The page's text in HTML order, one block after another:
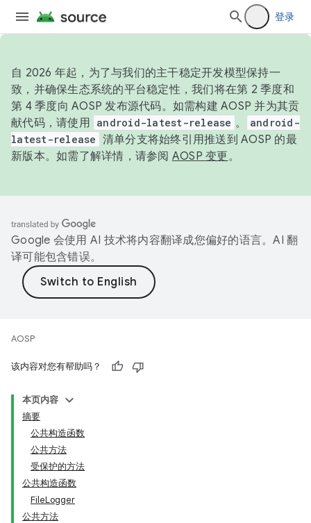
登录
自 2026 年起，为了与我们的主干稳定开发模型保持一
致，并确保生态系统的平台稳定性，我们将在第 2 季度和
第 4 季度向 AOSP 发布源代码。如需构建 AOSP 并为其贡
献代码，请使用 android-latest-release 。
android-
latest-release 清单分支将始终引用推送到 AOSP 的最
新版本。如需了解详情，请参阅 AOSP 变更。
Google 会使用 AI 技术将内容翻译成您偏好的语言。AI 翻
译可能包含错误。
AOSP
该内容对您有帮助吗？
本页内容
摘要
公共构造函数
公共方法
受保护的方法
公共构造函数
FileLogger
公共方法